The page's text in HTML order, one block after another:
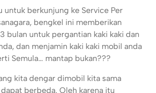
untuk berkunjung ke Service Per
bengkel ini memberikan
bulan untuk pergantian kaki kaki dan
dan menjamin kaki kaki mobil anda
Semula… mantap bukan???
kita dengar dimobil kita sama
berbeda. Oleh karena itu